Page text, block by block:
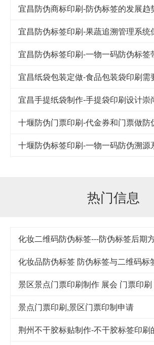
宜昌防伪商标印刷-防伪标签的发展趋
宜昌防伪标签印刷-果蔬追溯管理系统
宜昌防伪标签印刷-一物一码防伪标签
宜昌手提纸袋制作-手提袋印刷设计崇
十堰防伪门票印刷-代金券和门票做防
热门信息
化妆二维码防伪标签---防伪标签后期
化妆品防伪标签 防伪标签与二维码标
景区景点门票印刷制作 展会 门票印
景点门票印刷,景区门票印制申请